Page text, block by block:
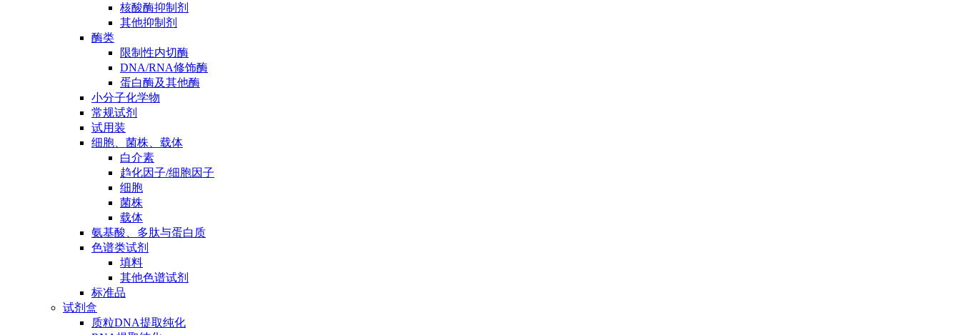
核酸酶抑制剂
其他抑制剂
酶类
限制性内切酶
DNA/RNA修饰酶
蛋白酶及其他酶
小分子化学物
常规试剂
试用装
细胞、菌株、载体
白介素
趋化因子/细胞因子
细胞
菌株
载体
氨基酸、多肽与蛋白质
色谱类试剂
填料
其他色谱试剂
标准品
试剂盒
质粒DNA提取纯化